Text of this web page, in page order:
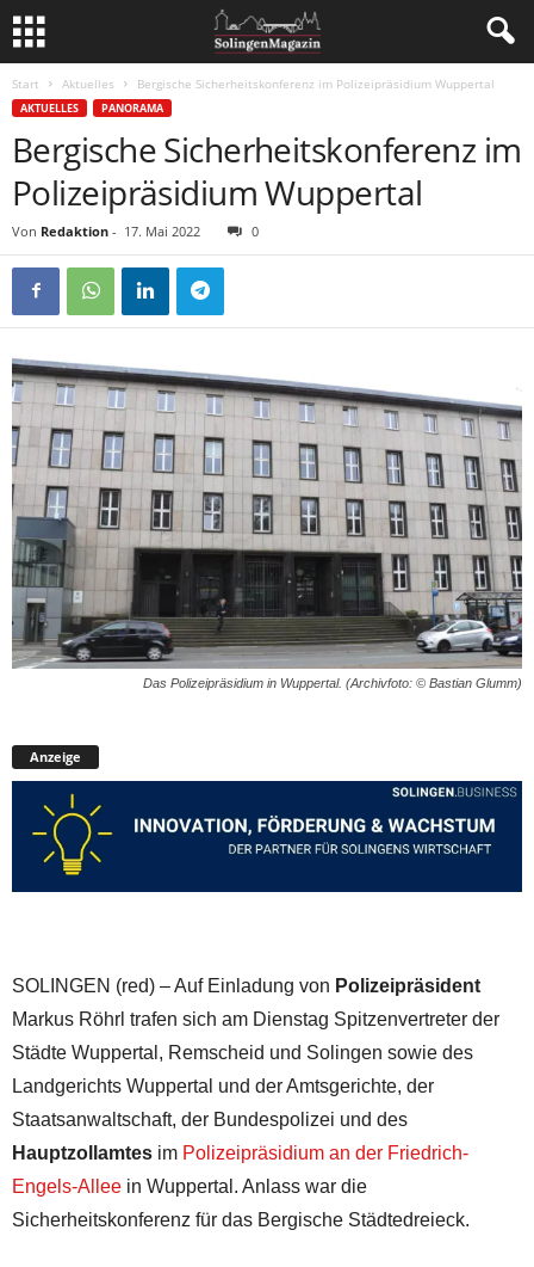
Start Aktuelles Bergische Sicherheitskonferenz im Polizeipräsidium Wuppertal
AKTUELLES PANORAMA
Bergische Sicherheitskonferenz im
Polizeipräsidium Wuppertal
Von Redaktion - 17. Mai 2022 0
Das Polizeipräsidium in Wuppertal. (Archivfoto: © Bastian Glumm)
Anzeige
SOLINGEN (red) – Auf Einladung von Polizeipräsident
Markus Röhrl trafen sich am Dienstag Spitzenvertreter der
Städte Wuppertal, Remscheid und Solingen sowie des
Landgerichts Wuppertal und der Amtsgerichte, der
Staatsanwaltschaft, der Bundespolizei und des
Hauptzollamtes im Polizeipräsidium an der Friedrich-
Engels-Allee in Wuppertal. Anlass war die
Sicherheitskonferenz für das Bergische Städtedreieck.